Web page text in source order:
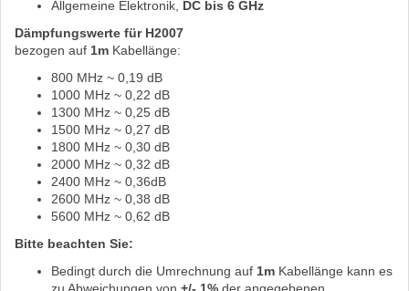
Allgemeine Elektronik, DC bis 6 GHz
Dämpfungswerte für H2007
bezogen auf 1m Kabellänge:
800 MHz ~ 0,19 dB
1000 MHz ~ 0,22 dB
1300 MHz ~ 0,25 dB
1500 MHz ~ 0,27 dB
1800 MHz ~ 0,30 dB
2000 MHz ~ 0,32 dB
2400 MHz ~ 0,36dB
2600 MHz ~ 0,38 dB
5600 MHz ~ 0,62 dB
Bitte beachten Sie:
Bedingt durch die Umrechnung auf 1m Kabellänge kann es